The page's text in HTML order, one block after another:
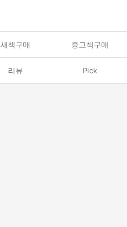
새책구매 중고책구매
리뷰 Pick